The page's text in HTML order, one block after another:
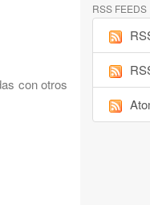
con otros
RSS FEEDS